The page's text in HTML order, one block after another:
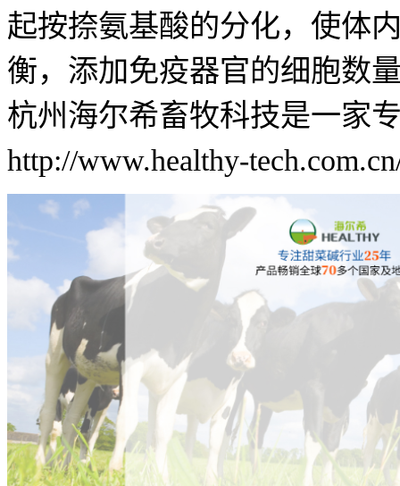
起按捺氨基酸的分化，使体
衡，添加免疫器官的细胞数
杭州海尔希畜牧科技是一家
http://www.healthy-